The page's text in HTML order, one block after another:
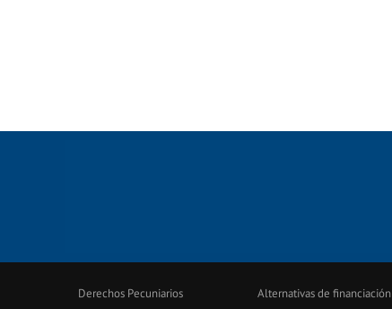
Derechos Pecuniarios Alternativas de financiación